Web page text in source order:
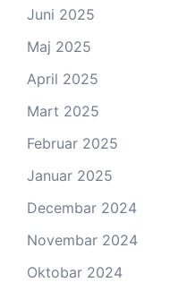
Juni 2025
Maj 2025
April 2025
Mart 2025
Februar 2025
Januar 2025
Decembar 2024
Novembar 2024
Oktobar 2024